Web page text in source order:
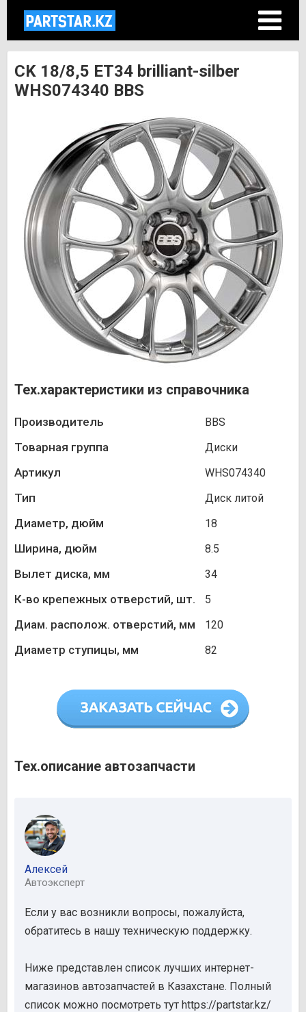
CK 18/8,5 ET34 brilliant-silber
WHS074340 BBS
Тех.характеристики из справочника
Производитель BBS
Товарная группа Диски
Артикул WHS074340
Тип Диск литой
Диаметр, дюйм 18
Ширина, дюйм 8.5
Вылет диска, мм 34
К-во крепежных отверстий, шт. 5
Диам. располож. отверстий, мм 120
Диаметр ступицы, мм 82
Тех.описание автозапчасти
Алексей
Автоэксперт
Если у вас возникли вопросы, пожалуйста,
обратитесь в нашу техническую поддержку.
Ниже представлен список лучших интернет-
магазинов автозапчастей в Казахстане. Полный
список можно посмотреть тут https://partstar.kz/